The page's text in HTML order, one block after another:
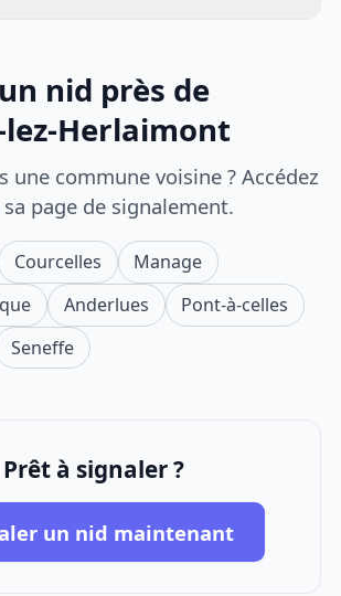
nid près de
lez-Herlaimont
une commune voisine ? Accédez
page de signalement.
Courcelles
Manage
Anderlues
Pont-à-celles
Seneffe
Prêt à signaler ?
un nid maintenant